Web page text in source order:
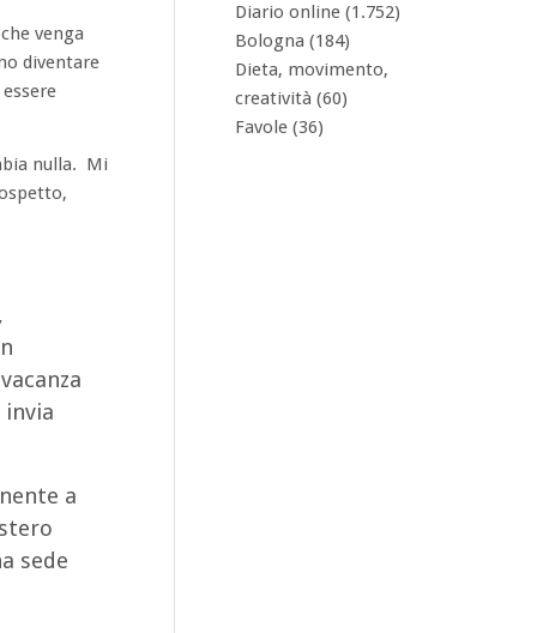
venga
diventare
nulla. Mi
a
sede
Diario online (1.752)
Bologna (184)
Dieta, movimento,
creatività (60)
Favole (36)